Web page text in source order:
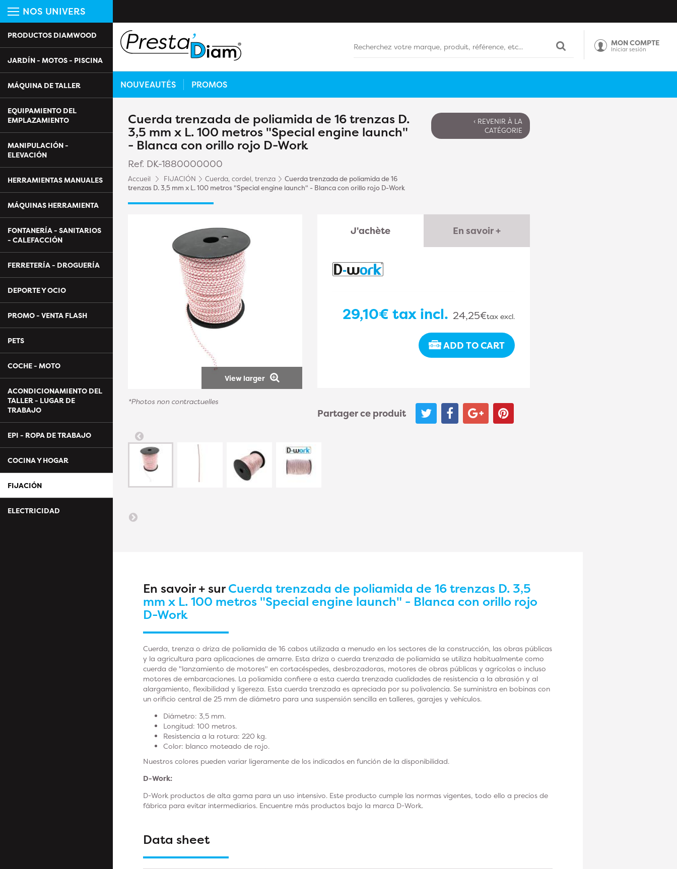
NOS UNIVERS
PRODUCTOS DIAMWOOD
JARDÍN - MOTOS - PISCINA
MÁQUINA DE TALLER
EQUIPAMIENTO DEL
EMPLAZAMIENTO
MANIPULACIÓN -
ELEVACIÓN
HERRAMIENTAS MANUALES
MÁQUINAS HERRAMIENTA
FONTANERÍA - SANITARIOS
- CALEFACCIÓN
FERRETERÍA - DROGUERÍA
DEPORTE Y OCIO
PROMO - VENTA FLASH
PETS
COCHE - MOTO
ACONDICIONAMIENTO DEL
TALLER - LUGAR DE
TRABAJO
EPI - ROPA DE TRABAJO
COCINA Y HOGAR
FIJACIÓN
ELECTRICIDAD
MON COMPTE
Iniciar sesión
NOUVEAUTÉS PROMOS
Cuerda trenzada de poliamida de 16 trenzas D.
3,5 mm x L. 100 metros "Special engine launch"
- Blanca con orillo rojo D-Work
Ref. DK-1880000000
Accueil FIJACIÓN Cuerda, cordel, trenza
Cuerda trenzada de poliamida de 16
trenzas D. 3,5 mm x L. 100 metros "Special engine launch" - Blanca con orillo rojo D-Work
‹ REVENIR À LA
CATÉGORIE
View larger
*Photos non contractuelles
J'achète En savoir +
29,10€ tax incl. 24,25€tax excl.
ADD TO CART
Partager ce produit
En savoir + surCuerda trenzada de poliamida de 16 trenzas D. 3,5
mm x L. 100 metros "Special engine launch" - Blanca con orillo rojo
D-Work
Cuerda, trenza o driza de poliamida de 16 cabos utilizada a menudo en los sectores de la construcción, las obras públicas
y la agricultura para aplicaciones de amarre. Esta driza o cuerda trenzada de poliamida se utiliza habitualmente como
cuerda de "lanzamiento de motores" en cortacéspedes, desbrozadoras, motores de obras públicas y agrícolas o incluso
motores de embarcaciones. La poliamida confiere a esta cuerda trenzada cualidades de resistencia a la abrasión y al
alargamiento, flexibilidad y ligereza. Esta cuerda trenzada es apreciada por su polivalencia. Se suministra en bobinas con
un orificio central de 25 mm de diámetro para una suspensión sencilla en talleres, garajes y vehículos.
Diámetro: 3,5 mm.
Longitud: 100 metros.
Resistencia a la rotura: 220 kg.
Color: blanco moteado de rojo.
Nuestros colores pueden variar ligeramente de los indicados en función de la disponibilidad.
D-Work:
D-Work productos de alta gama para un uso intensivo. Este producto cumple las normas vigentes, todo ello a precios de
fábrica para evitar intermediarios. Encuentre más productos bajo la marca D-Work.
Data sheet